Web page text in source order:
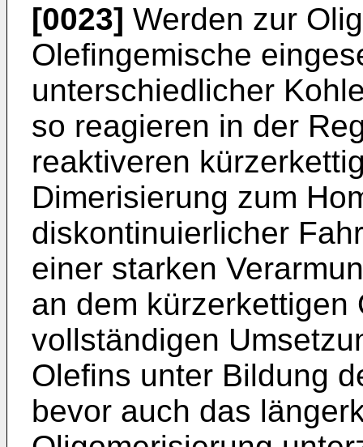
[0023] Werden zur
Olefingemische
unterschiedlicher
so reagieren in der
reaktiveren
Dimerisierung zum
diskontinuierlicher
einer starken
an dem
vollständigen
Olefins unter Bildung
bevor auch das